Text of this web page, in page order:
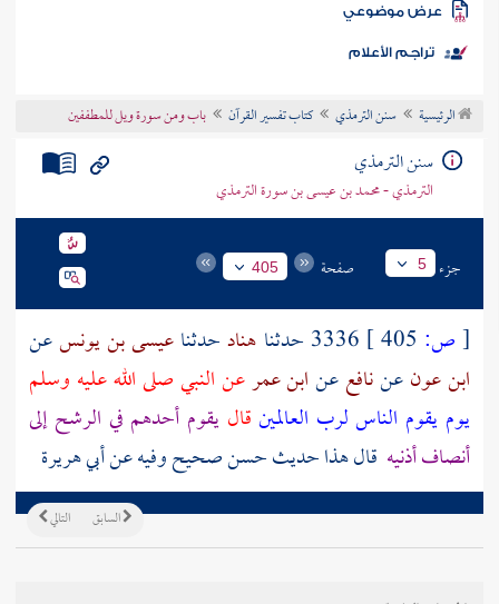
الكتب
موضوعي
تراجم الأعلام
الرئيسية سنن الترمذي كتاب تفسير القرآن باب ومن سورة ويل للمطففين
سنن الترمذي
الترمذي - محمد بن عيسى بن سورة الترمذي
جزء 5 صفحة 405
[ص: 3336 حدثنا هنادحدثناعيسى بن يونسعن
ابن عونعننافععنابن عمرعن النبي صلى الله عليه وسلم
يوم يقوم الناس لرب العالمينقاليقوم أحدهم في الرشح إلى
أنصاف أذنيه قال هذا حديث حسن صحيح وفيه عن أبي هريرة
التالي السابق